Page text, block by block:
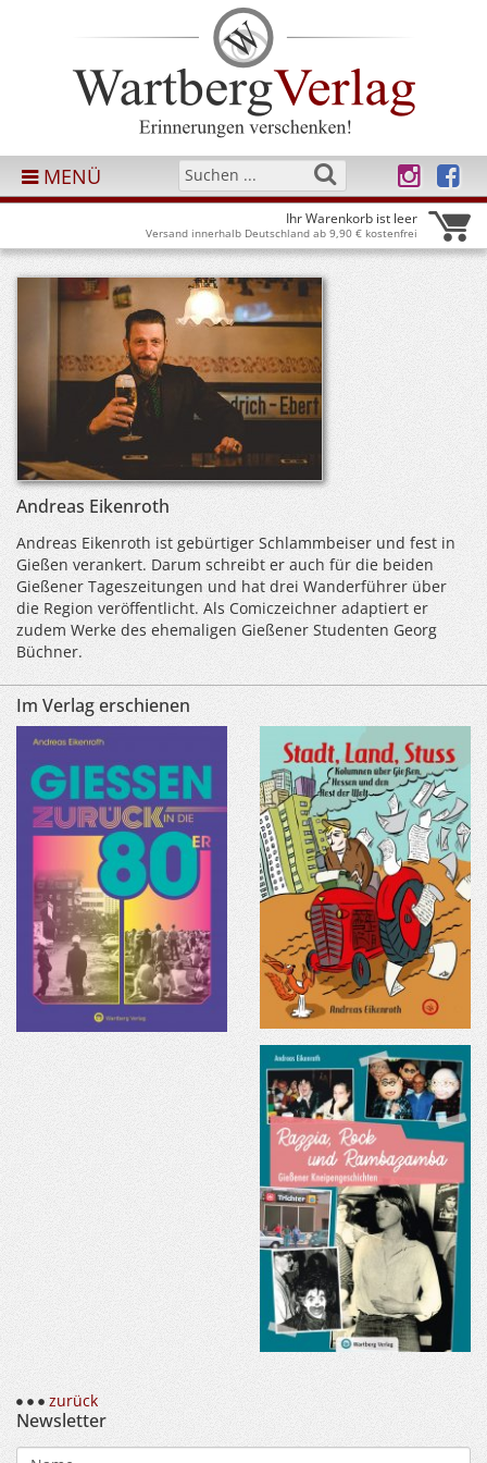
MENÜ
Ihr Warenkorb ist leer
Versand innerhalb Deutschland ab 9,90 € kostenfrei
Andreas Eikenroth
Andreas Eikenroth ist gebürtiger Schlammbeiser und fest in
Gießen verankert. Darum schreibt er auch für die beiden
Gießener Tageszeitungen und hat drei Wanderführer über
die Region veröffentlicht. Als Comiczeichner adaptiert er
zudem Werke des ehemaligen Gießener Studenten Georg
Büchner.
Im Verlag erschienen
zurück
Newsletter